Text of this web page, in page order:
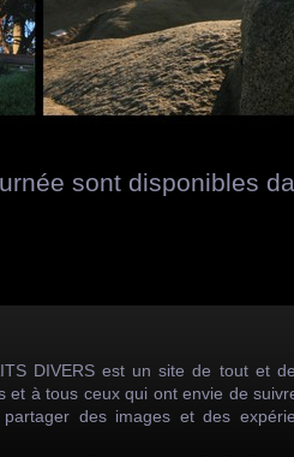
sont disponibles
DIVERS est un site de tout et
et à tous ceux qui ont envie de
partager des images et des